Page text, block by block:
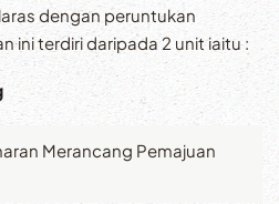
dengan peruntukan
ini terdiri daripada 2 unit iaitu :
Merancang Pemajuan